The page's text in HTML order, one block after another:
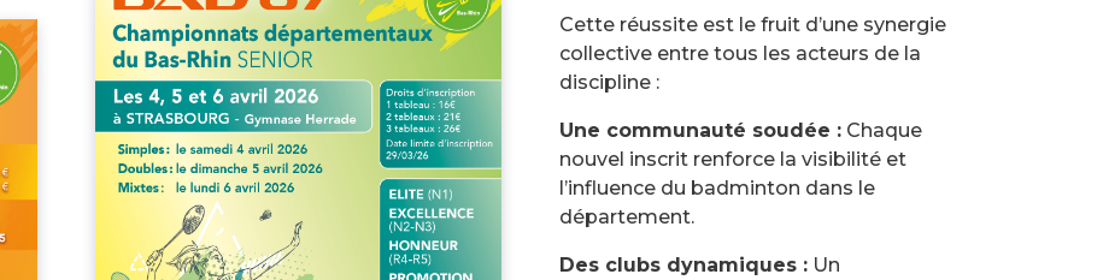
Cette réussite est le fruit d’une synergie
collective entre tous les acteurs de la
discipline :
Une communauté soudée : Chaque
nouvel inscrit renforce la visibilité et
l’influence du badminton dans le
département.
Des clubs dynamiques : Un